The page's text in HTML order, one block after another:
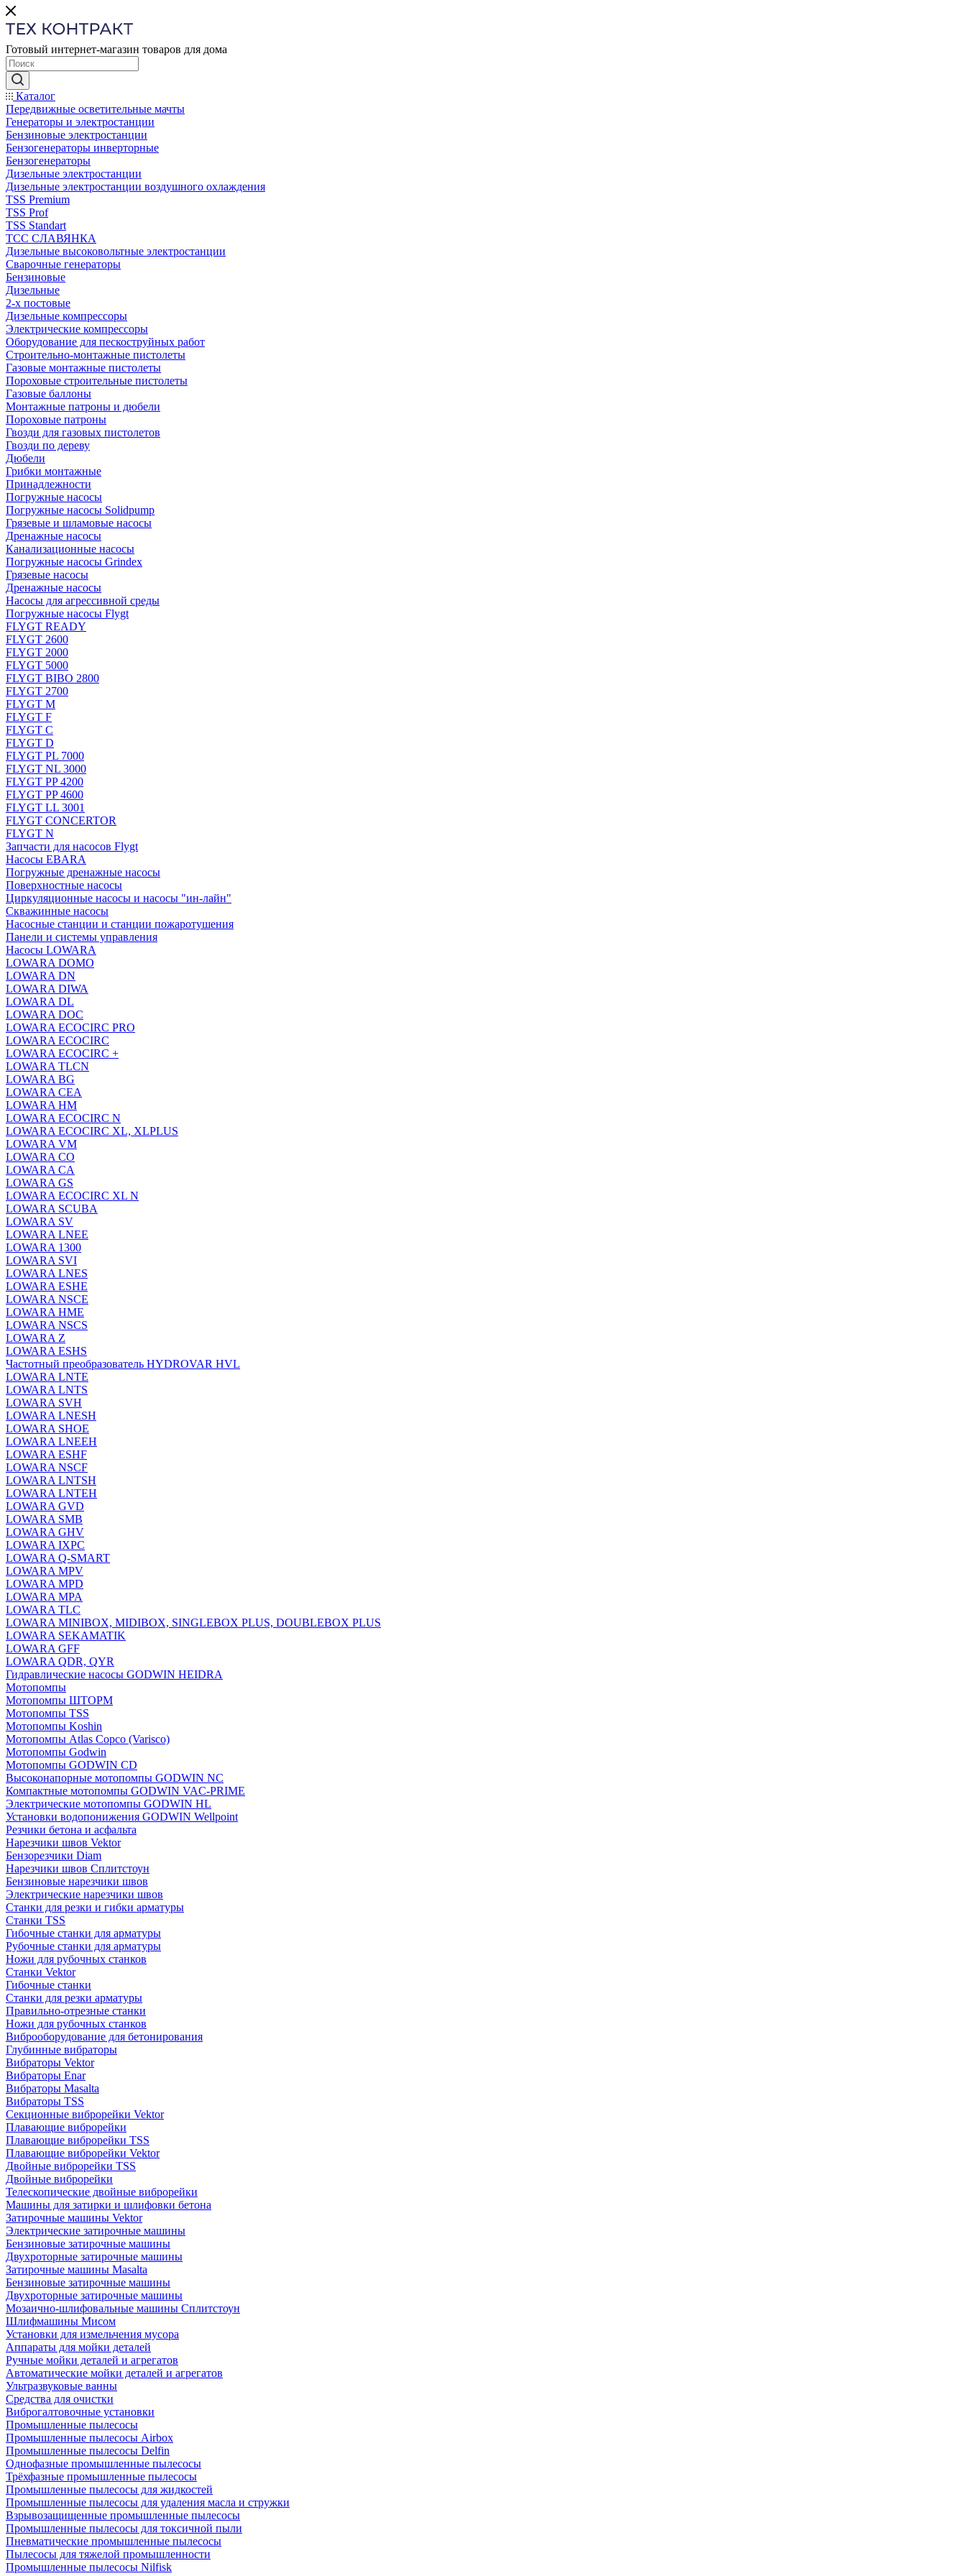
Готовый интернет-магазин товаров для дома
Каталог
Передвижные осветительные мачты
Генераторы и электростанции
Бензиновые электростанции
Бензогенераторы инверторные
Бензогенераторы
Дизельные электростанции
Дизельные электростанции воздушного охлаждения
TSS Premium
TSS Prof
TSS Standart
ТСС СЛАВЯНКА
Дизельные высоковольтные электростанции
Сварочные генераторы
Бензиновые
Дизельные
2-х постовые
Дизельные компрессоры
Электрические компрессоры
Оборудование для пескоструйных работ
Строительно-монтажные пистолеты
Газовые монтажные пистолеты
Пороховые строительные пистолеты
Газовые баллоны
Монтажные патроны и дюбели
Пороховые патроны
Гвозди для газовых пистолетов
Гвозди по дереву
Дюбели
Грибки монтажные
Принадлежности
Погружные насосы
Погружные насосы Solidpump
Грязевые и шламовые насосы
Дренажные насосы
Канализационные насосы
Погружные насосы Grindex
Грязевые насосы
Дренажные насосы
Насосы для агрессивной среды
Погружные насосы Flygt
FLYGT READY
FLYGT 2600
FLYGT 2000
FLYGT 5000
FLYGT BIBO 2800
FLYGT 2700
FLYGT M
FLYGT F
FLYGT C
FLYGT D
FLYGT PL 7000
FLYGT NL 3000
FLYGT PP 4200
FLYGT PP 4600
FLYGT LL 3001
FLYGT CONCERTOR
FLYGT N
Запчасти для насосов Flygt
Насосы EBARA
Погружные дренажные насосы
Поверхностные насосы
Циркуляционные насосы и насосы "ин-лайн"
Скважинные насосы
Насосные станции и станции пожаротушения
Панели и системы управления
Насосы LOWARA
LOWARA DOMO
LOWARA DN
LOWARA DIWA
LOWARA DL
LOWARA DOC
LOWARA ECOCIRC PRO
LOWARA ECOCIRC
LOWARA ECOCIRC +
LOWARA TLCN
LOWARA BG
LOWARA CEA
LOWARA HM
LOWARA ECOCIRC N
LOWARA ECOCIRC XL, XLPLUS
LOWARA VM
LOWARA CO
LOWARA CA
LOWARA GS
LOWARA ECOCIRC XL N
LOWARA SCUBA
LOWARA SV
LOWARA LNEE
LOWARA 1300
LOWARA SVI
LOWARA LNES
LOWARA ESHE
LOWARA NSCE
LOWARA HME
LOWARA NSCS
LOWARA Z
LOWARA ESHS
Частотный преобразователь HYDROVAR HVL
LOWARA LNTE
LOWARA LNTS
LOWARA SVH
LOWARA LNESH
LOWARA SHOE
LOWARA LNEEH
LOWARA ESHF
LOWARA NSCF
LOWARA LNTSH
LOWARA LNTEH
LOWARA GVD
LOWARA SMB
LOWARA GHV
LOWARA IXPС
LOWARA Q-SMART
LOWARA MPV
LOWARA MPD
LOWARA MPA
LOWARA TLC
LOWARA MINIBOX, MIDIBOX, SINGLEBOX PLUS, DOUBLEBOX PLUS
LOWARA SEKAMATIK
LOWARA GFF
LOWARA QDR, QYR
Гидравлические насосы GODWIN HEIDRA
Мотопомпы
Мотопомпы ШТОРМ
Мотопомпы TSS
Мотопомпы Koshin
Мотопомпы Atlas Copco (Varisco)
Мотопомпы Godwin
Мотопомпы GODWIN CD
Высоконапорные мотопомпы GODWIN NC
Компактные мотопомпы GODWIN VAC-PRIME
Электрические мотопомпы GODWIN HL
Установки водопонижения GODWIN Wellpoint
Резчики бетона и асфальта
Нарезчики швов Vektor
Бензорезчики Diam
Нарезчики швов Сплитстоун
Бензиновые нарезчики швов
Электрические нарезчики швов
Станки для резки и гибки арматуры
Станки TSS
Гибочные станки для арматуры
Рубочные станки для арматуры
Ножи для рубочных станков
Станки Vektor
Гибочные станки
Станки для резки арматуры
Правильно-отрезные станки
Ножи для рубочных станков
Виброоборудование для бетонирования
Глубинные вибраторы
Вибраторы Vektor
Вибраторы Enar
Вибраторы Masalta
Вибраторы TSS
Секционные виброрейки Vektor
Плавающие виброрейки
Плавающие виброрейки TSS
Плавающие виброрейки Vektor
Двойные виброрейки TSS
Двойные виброрейки
Телескопические двойные виброрейки
Машины для затирки и шлифовки бетона
Затирочные машины Vektor
Электрические затирочные машины
Бензиновые затирочные машины
Двухроторные затирочные машины
Затирочные машины Masalta
Бензиновые затирочные машины
Двухроторные затирочные машины
Мозаично-шлифовальные машины Сплитстоун
Шлифмашины Мисом
Установки для измельчения мусора
Аппараты для мойки деталей
Ручные мойки деталей и агрегатов
Автоматические мойки деталей и агрегатов
Ультразвуковые ванны
Средства для очистки
Виброгалтовочные установки
Промышленные пылесосы
Промышленные пылесосы Airbox
Промышленные пылесосы Delfin
Однофазные промышленные пылесосы
Трёхфазные промышленные пылесосы
Промышленные пылесосы для жидкостей
Промышленные пылесосы для удаления масла и стружки
Взрывозащищенные промышленные пылесосы
Промышленные пылесосы для токсичной пыли
Пневматические промышленные пылесосы
Пылесосы для тяжелой промышленности
Промышленные пылесосы Nilfisk